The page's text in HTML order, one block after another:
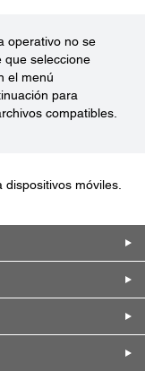
operativo no se
que seleccione
el menú
para
compatibles.
móviles.